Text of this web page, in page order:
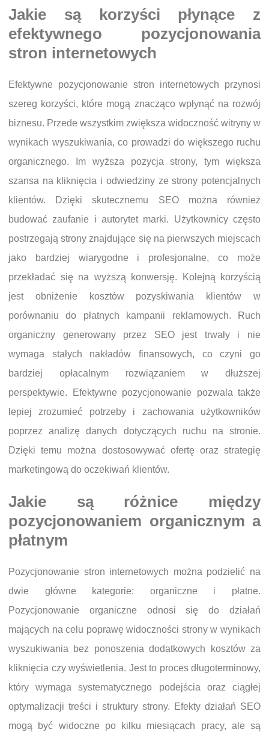
Jakie są korzyści płynące z
efektywnego pozycjonowania
stron internetowych
Efektywne pozycjonowanie stron internetowych przynosi
szereg korzyści, które mogą znacząco wpłynąć na rozwój
biznesu. Przede wszystkim zwiększa widoczność witryny w
wynikach wyszukiwania, co prowadzi do większego ruchu
organicznego. Im wyższa pozycja strony, tym większa
szansa na kliknięcia i odwiedziny ze strony potencjalnych
klientów. Dzięki skutecznemu SEO można również
budować zaufanie i autorytet marki. Użytkownicy często
postrzegają strony znajdujące się na pierwszych miejscach
jako bardziej wiarygodne i profesjonalne, co może
przekładać się na wyższą konwersję. Kolejną korzyścią
jest obniżenie kosztów pozyskiwania klientów w
porównaniu do płatnych kampanii reklamowych. Ruch
organiczny generowany przez SEO jest trwały i nie
wymaga stałych nakładów finansowych, co czyni go
bardziej opłacalnym rozwiązaniem w dłuższej
perspektywie. Efektywne pozycjonowanie pozwala także
lepiej zrozumieć potrzeby i zachowania użytkowników
poprzez analizę danych dotyczących ruchu na stronie.
Dzięki temu można dostosowywać ofertę oraz strategię
marketingową do oczekiwań klientów.
Jakie są różnice między
pozycjonowaniem organicznym a
płatnym
Pozycjonowanie stron internetowych można podzielić na
dwie główne kategorie: organiczne i płatne.
Pozycjonowanie organiczne odnosi się do działań
mających na celu poprawę widoczności strony w wynikach
wyszukiwania bez ponoszenia dodatkowych kosztów za
kliknięcia czy wyświetlenia. Jest to proces długoterminowy,
który wymaga systematycznego podejścia oraz ciągłej
optymalizacji treści i struktury strony. Efekty działań SEO
mogą być widoczne po kilku miesiącach pracy, ale są